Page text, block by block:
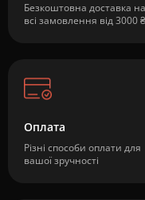
Безкоштовна доставка на
всі замовлення від 3000 ₴
Оплата
Різні способи оплати для
вашої зручності